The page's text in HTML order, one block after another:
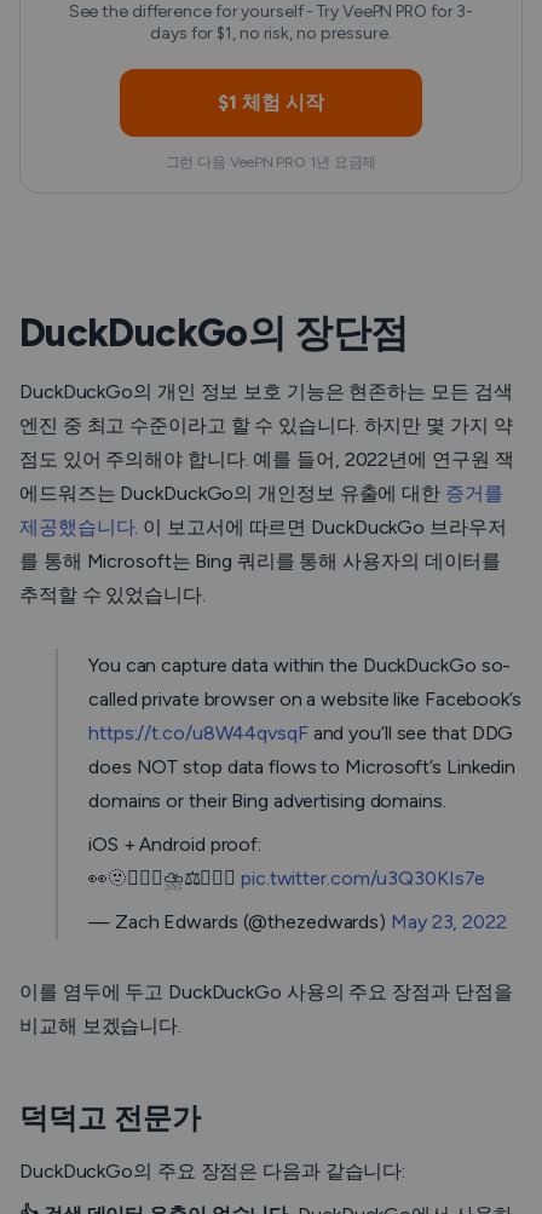
See the difference for yourself - Try VeePN PRO for 3-
days for $1, no risk, no pressure.
$1 체험 시작
그런 다음 VeePN PRO 1년 요금제
DuckDuckGo의 장단점
DuckDuckGo의 개인 정보 보호 기능은 현존하는 모든 검색
엔진 중 최고 수준이라고 할 수 있습니다. 하지만 몇 가지 약
점도 있어 주의해야 합니다. 예를 들어, 2022년에 연구원 잭
에드워즈는 DuckDuckGo의 개인정보 유출에 대한 증거를
제공했습니다. 이 보고서에 따르면 DuckDuckGo 브라우저
를 통해 Microsoft는 Bing 쿼리를 통해 사용자의 데이터를
추적할 수 있었습니다.
You can capture data within the DuckDuckGo so-
called private browser on a website like Facebook’s
https://t.co/u8W44qvsqFand you’ll see that DDG
does NOT stop data flows to Microsoft’s Linkedin
domains or their Bing advertising domains.
iOS + Android proof:
👀🫥😮‍💨🤡⛈️⚖️💸💸💸 pic.twitter.com/u3Q30KIs7e
— Zach Edwards (@thezedwards) May 23, 2022
이를 염두에 두고 DuckDuckGo 사용의 주요 장점과 단점을
비교해 보겠습니다.
덕덕고 전문가
DuckDuckGo의 주요 장점은 다음과 같습니다: